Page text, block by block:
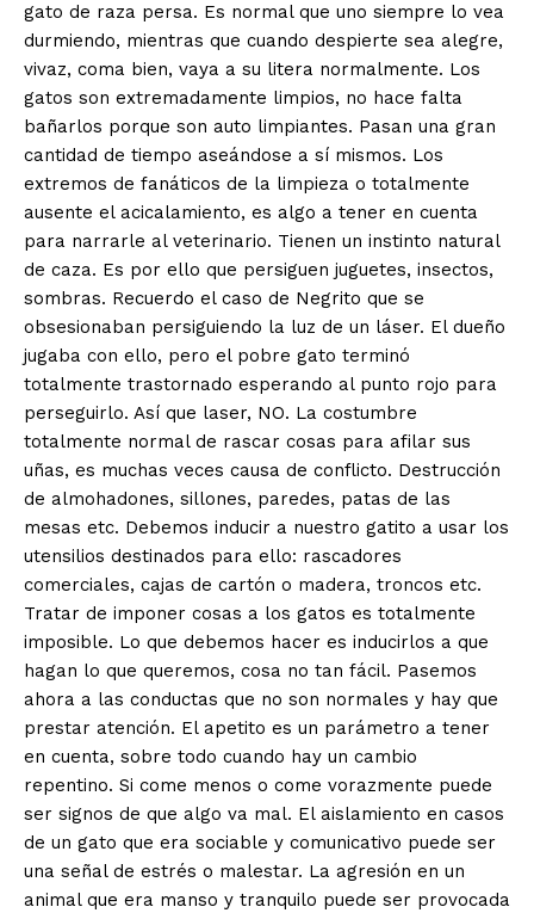
gato de raza persa. Es normal que uno siempre lo vea
durmiendo, mientras que cuando despierte sea alegre,
vivaz, coma bien, vaya a su litera normalmente. Los
gatos son extremadamente limpios, no hace falta
bañarlos porque son auto limpiantes. Pasan una gran
cantidad de tiempo aseándose a sí mismos. Los
extremos de fanáticos de la limpieza o totalmente
ausente el acicalamiento, es algo a tener en cuenta
para narrarle al veterinario. Tienen un instinto natural
de caza. Es por ello que persiguen juguetes, insectos,
sombras. Recuerdo el caso de Negrito que se
obsesionaban persiguiendo la luz de un láser. El dueño
jugaba con ello, pero el pobre gato terminó
totalmente trastornado esperando al punto rojo para
perseguirlo. Así que laser, NO. La costumbre
totalmente normal de rascar cosas para afilar sus
uñas, es muchas veces causa de conflicto. Destrucción
de almohadones, sillones, paredes, patas de las
mesas etc. Debemos inducir a nuestro gatito a usar los
utensilios destinados para ello: rascadores
comerciales, cajas de cartón o madera, troncos etc.
Tratar de imponer cosas a los gatos es totalmente
imposible. Lo que debemos hacer es inducirlos a que
hagan lo que queremos, cosa no tan fácil. Pasemos
ahora a las conductas que no son normales y hay que
prestar atención. El apetito es un parámetro a tener
en cuenta, sobre todo cuando hay un cambio
repentino. Si come menos o come vorazmente puede
ser signos de que algo va mal. El aislamiento en casos
de un gato que era sociable y comunicativo puede ser
una señal de estrés o malestar. La agresión en un
animal que era manso y tranquilo puede ser provocada